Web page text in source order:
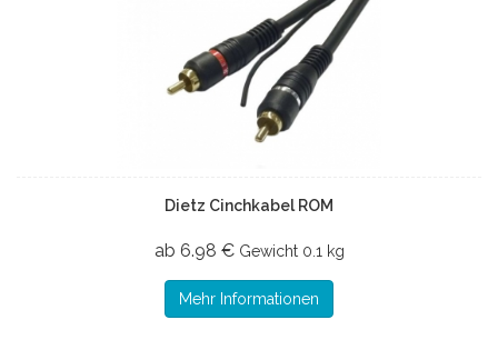
Dietz Cinchkabel ROM
ab 6.98 € Gewicht 0.1 kg
Mehr Informationen